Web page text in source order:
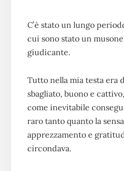
C’è stato un lungo
cui sono stato un
giudicante.
Tutto nella mia testa era
sbagliato, buono e
come inevitabile
raro tanto quanto la
apprezzamento e
circondava.